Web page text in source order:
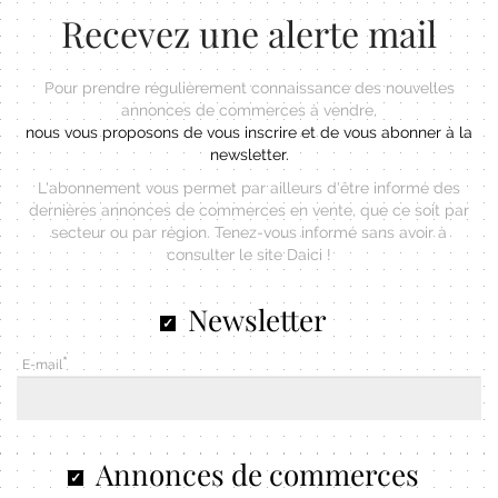
Recevez une alerte mail
Pour prendre régulièrement connaissance des nouvelles
annonces de commerces à vendre,
nous vous proposons de vous inscrire et de vous abonner à la
newsletter.
L'abonnement vous permet par ailleurs d'être informé des
dernières annonces de commerces en vente, que ce soit par
secteur ou par région. Tenez-vous informé sans avoir à
consulter le site Daici !
Newsletter
E-mail
Annonces de commerces